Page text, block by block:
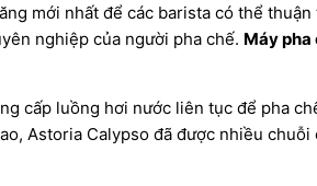
mới nhất để các barista có thể
nghiệp của người pha chế. Máy
cấp luồng hơi nước liên tục để pha
Astoria Calypso đã được nhiều